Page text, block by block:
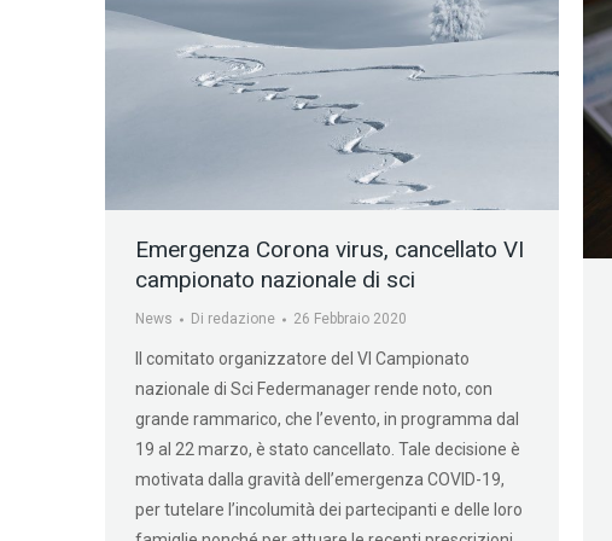
Emergenza Corona virus, cancellato VI
campionato nazionale di sci
News Di redazione 26 Febbraio 2020
Il comitato organizzatore del VI Campionato
nazionale di Sci Federmanager rende noto, con
grande rammarico, che l’evento, in programma dal
19 al 22 marzo, è stato cancellato. Tale decisione è
motivata dalla gravità dell’emergenza COVID-19,
per tutelare l’incolumità dei partecipanti e delle loro